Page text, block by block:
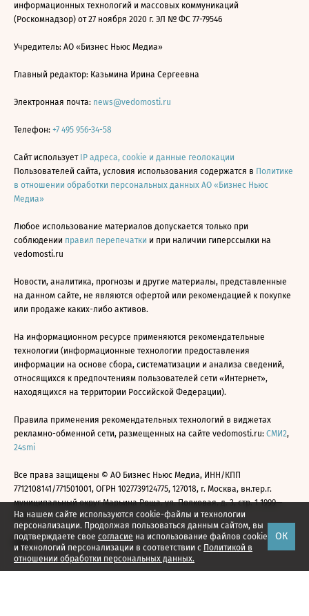
На нашем сайте используются cookie-файлы и технологии
персонализации. Продолжая пользоваться данным сайтом, вы
подтверждаете свое согласие на использование файлов cookie
и технологий персонализации в соответствии с Политикой в
отношении обработки персональных данных.
ОК
информационных технологий и массовых коммуникаций
(Роскомнадзор) от 27 ноября 2020 г. ЭЛ № ФС 77-79546
Учредитель: АО «Бизнес Ньюс Медиа»
Главный редактор: Казьмина Ирина Сергеевна
Электронная почта: news@vedomosti.ru
Телефон: +7 495 956-34-58
Сайт использует IP адреса, cookie и данные геолокации
Пользователей сайта, условия использования содержатся в Политике
в отношении обработки персональных данных АО «Бизнес Ньюс
Медиа»
Любое использование материалов допускается только при
соблюдении правил перепечатки и при наличии гиперссылки на
vedomosti.ru
Новости, аналитика, прогнозы и другие материалы, представленные
на данном сайте, не являются офертой или рекомендацией к покупке
или продаже каких-либо активов.
На информационном ресурсе применяются рекомендательные
технологии (информационные технологии предоставления
информации на основе сбора, систематизации и анализа сведений,
относящихся к предпочтениям пользователей сети «Интернет»,
находящихся на территории Российской Федерации).
Правила применения рекомендательных технологий в виджетах
рекламно-обменной сети, размещенных на сайте vedomosti.ru: СМИ2,
24smi
Все права защищены © АО Бизнес Ньюс Медиа, ИНН/КПП
7712108141/771501001, ОГРН 1027739124775, 127018, г. Москва, вн.тер.г.
муниципальный округ Марьина Роща, ул. Полковая, д. 3, стр. 1 1999—
2026